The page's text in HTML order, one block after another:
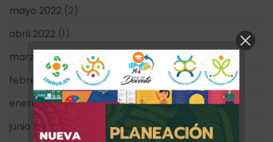
mayo 2022 (2)
abril 2022 (1)
marzo 2022
febrero 2022 (12)
enero 2022(18)
junio 2021 (2)